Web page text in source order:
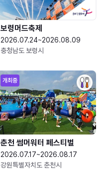
보령머드축제
2026.07.24~2026.08.09
충청남도 보령시
개최중
춘천 썸머워터 페스티벌
2026.07.17~2026.08.17
강원특별자치도 춘천시